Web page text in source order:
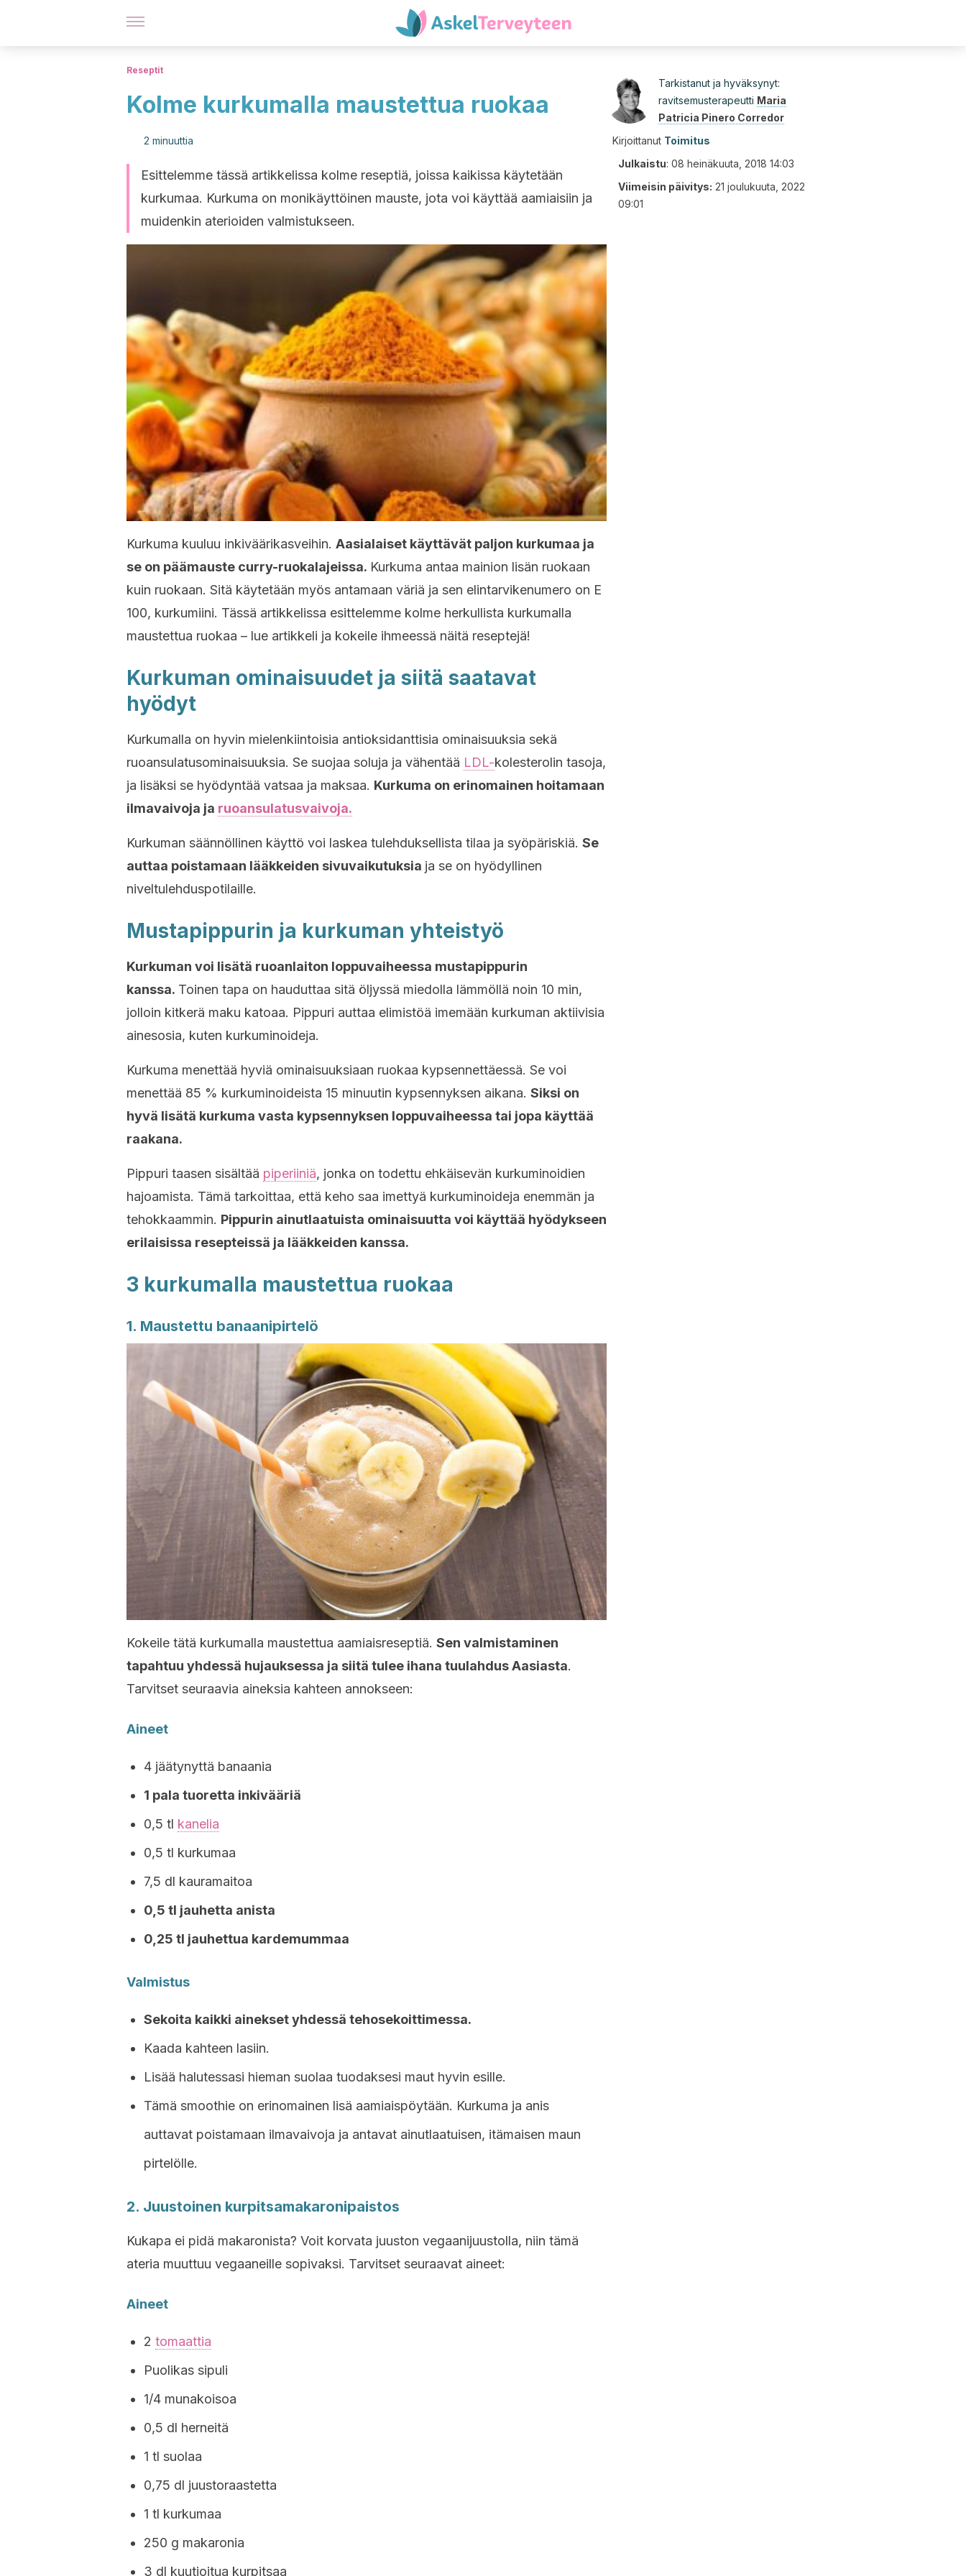
Reseptit
Kolme kurkumalla maustettua ruokaa
2 minuuttia
Esittelemme tässä artikkelissa kolme reseptiä, joissa kaikissa käytetään
kurkumaa. Kurkuma on monikäyttöinen mauste, jota voi käyttää aamiaisiin ja
muidenkin aterioiden valmistukseen.
Kurkuma kuuluu inkiväärikasveihin. Aasialaiset käyttävät paljon kurkumaa ja
se on päämauste curry-ruokalajeissa. Kurkuma antaa mainion lisän ruokaan
kuin ruokaan. Sitä käytetään myös antamaan väriä ja sen elintarvikenumero on E
100, kurkumiini. Tässä artikkelissa esittelemme kolme herkullista kurkumalla
maustettua ruokaa – lue artikkeli ja kokeile ihmeessä näitä reseptejä!
Kurkuman ominaisuudet ja siitä saatavat
hyödyt
Kurkumalla on hyvin mielenkiintoisia antioksidanttisia ominaisuuksia sekä
ruoansulatusominaisuuksia. Se suojaa soluja ja vähentää LDL-kolesterolin tasoja,
ja lisäksi se hyödyntää vatsaa ja maksaa. Kurkuma on erinomainen hoitamaan
ilmavaivoja ja ruoansulatusvaivoja.
Kurkuman säännöllinen käyttö voi laskea tulehduksellista tilaa ja syöpäriskiä. Se
auttaa poistamaan lääkkeiden sivuvaikutuksia ja se on hyödyllinen
niveltulehduspotilaille.
Mustapippurin ja kurkuman yhteistyö
Kurkuman voi lisätä ruoanlaiton loppuvaiheessa mustapippurin
kanssa. Toinen tapa on hauduttaa sitä öljyssä miedolla lämmöllä noin 10 min,
jolloin kitkerä maku katoaa. Pippuri auttaa elimistöä imemään kurkuman aktiivisia
ainesosia, kuten kurkuminoideja.
Kurkuma menettää hyviä ominaisuuksiaan ruokaa kypsennettäessä. Se voi
menettää 85 % kurkuminoideista 15 minuutin kypsennyksen aikana. Siksi on
hyvä lisätä kurkuma vasta kypsennyksen loppuvaiheessa tai jopa käyttää
raakana.
Pippuri taasen sisältää piperiiniä, jonka on todettu ehkäisevän kurkuminoidien
hajoamista. Tämä tarkoittaa, että keho saa imettyä kurkuminoideja enemmän ja
tehokkaammin. Pippurin ainutlaatuista ominaisuutta voi käyttää hyödykseen
erilaisissa resepteissä ja lääkkeiden kanssa.
3 kurkumalla maustettua ruokaa
1. Maustettu banaanipirtelö
Kokeile tätä kurkumalla maustettua aamiaisreseptiä. Sen valmistaminen
tapahtuu yhdessä hujauksessa ja siitä tulee ihana tuulahdus Aasiasta.
Tarvitset seuraavia aineksia kahteen annokseen:
Aineet
4 jäätynyttä banaania
1 pala tuoretta inkivääriä
0,5 tl kanelia
0,5 tl kurkumaa
7,5 dl kauramaitoa
0,5 tl jauhetta anista
0,25 tl jauhettua kardemummaa
Valmistus
Sekoita kaikki ainekset yhdessä tehosekoittimessa.
Kaada kahteen lasiin.
Lisää halutessasi hieman suolaa tuodaksesi maut hyvin esille.
Tämä smoothie on erinomainen lisä aamiaispöytään. Kurkuma ja anis
auttavat poistamaan ilmavaivoja ja antavat ainutlaatuisen, itämaisen maun
pirtelölle.
2. Juustoinen kurpitsamakaronipaistos
Kukapa ei pidä makaronista? Voit korvata juuston vegaanijuustolla, niin tämä
ateria muuttuu vegaaneille sopivaksi. Tarvitset seuraavat aineet:
Aineet
2 tomaattia
Puolikas sipuli
1/4 munakoisoa
0,5 dl herneitä
1 tl suolaa
0,75 dl juustoraastetta
1 tl kurkumaa
250 g makaronia
3 dl kuutioitua kurpitsaa
Tarkistanut ja hyväksynyt:
ravitsemusterapeutti Maria
Patricia Pinero Corredor
Kirjoittanut Toimitus
Julkaistu: 08 heinäkuuta, 2018 14:03
Viimeisin päivitys: 21 joulukuuta, 2022
09:01